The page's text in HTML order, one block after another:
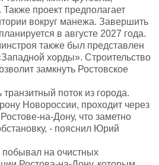
проект предполагает
вокруг манежа. Завершить
в августе 2027 года.
также был представлен
хорды». Строительство
замкнуть Ростовское
поток из города.
Новороссии, проходит через
на-Дону, что заметно
- пояснил Юрий
на очистных